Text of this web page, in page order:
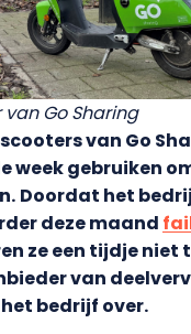
Go Sharing
van Go
week gebruiken
Doordat het
deze maand
ze een tijdje niet
van
bedrijf over.